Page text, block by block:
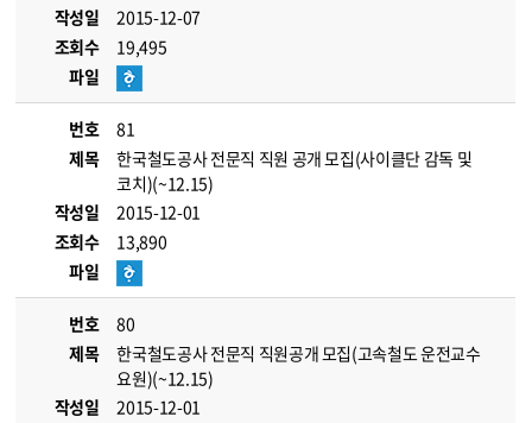
작성일
2015-12-07
조회수
19,495
파일
번호
81
제목
한국철도공사 전문직 직원 공개 모집(사이클단 감독 및
코치)(~12.15)
작성일
2015-12-01
조회수
13,890
파일
번호
80
제목
한국철도공사 전문직 직원공개 모집(고속철도 운전교수
요원)(~12.15)
작성일
2015-12-01